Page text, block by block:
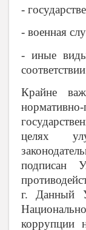
-
- военная
- иные
Крайне
целях
подписан
г. Данный
коррупции